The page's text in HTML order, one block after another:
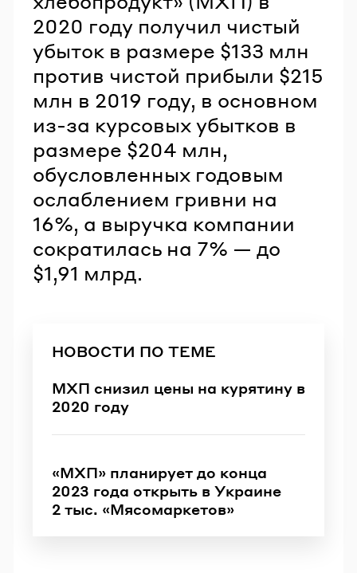
2020 году получил чистый
убыток в размере $133 млн
против чистой прибыли $215
млн в 2019 году, в основном
из-за курсовых убытков в
размере $204 млн,
обусловленных годовым
ослаблением гривни на
16%, а выручка компании
сократилась на 7% — до
$1,91 млрд.
НОВОСТИ ПО ТЕМЕ
МХП снизил цены на курятину в
2020 году
«МХП» планирует до конца
2023 года открыть в Украине
2 тыс. «Мясомаркетов»